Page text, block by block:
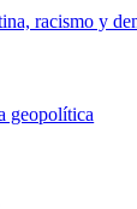
racismo y
geopolítica